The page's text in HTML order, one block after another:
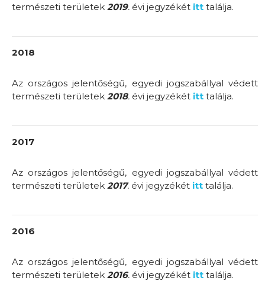
természeti területek 2019. évi jegyzékét itt találja.
2018
Az országos jelentőségű, egyedi jogszabállyal védett
természeti területek 2018. évi jegyzékét itt találja.
2017
Az országos jelentőségű, egyedi jogszabállyal védett
természeti területek 2017. évi jegyzékét itt találja.
2016
Az országos jelentőségű, egyedi jogszabállyal védett
természeti területek 2016. évi jegyzékét itt találja.